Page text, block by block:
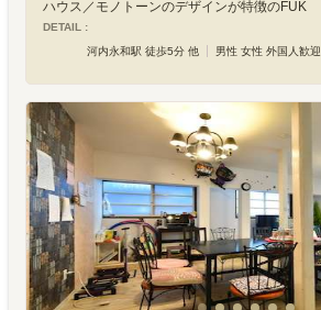
ハウス／モノトーンのデザインが特徴のFUK
DETAIL :
河内永和駅 徒歩5分 他
男性 女性 外国人歓迎